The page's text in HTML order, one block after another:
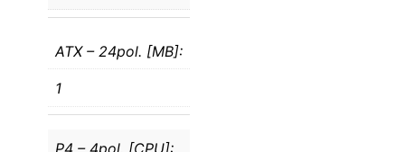
ATX – 24pol. [MB]:
1